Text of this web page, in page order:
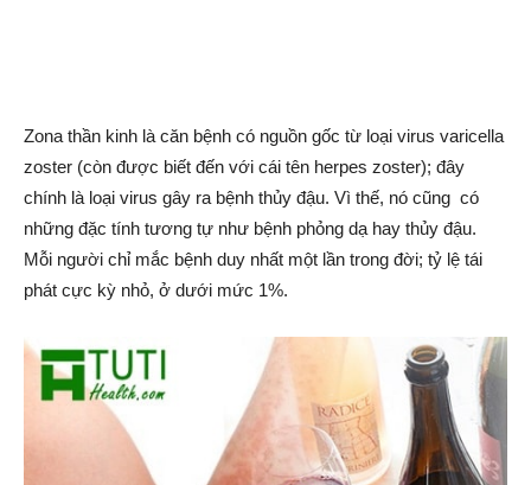
Zona thần kinh là căn bệnh có nguồn gốc từ loại virus varicella
zoster (còn được biết đến với cái tên herpes zoster); đây
chính là loại virus gây ra bệnh thủy đậu. Vì thế, nó cũng có
những đặc tính tương tự như bệnh phỏng dạ hay thủy đậu.
Mỗi người chỉ mắc bệnh duy nhất một lần trong đời; tỷ lệ tái
phát cực kỳ nhỏ, ở dưới mức 1%.